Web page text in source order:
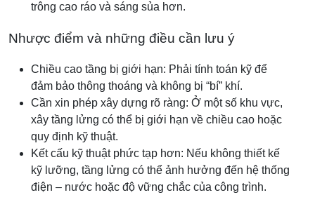
trông cao ráo và sáng sủa hơn.
Nhược điểm và những điều cần lưu ý
Chiều cao tầng bị giới hạn: Phải tính toán kỹ để
đảm bảo thông thoáng và không bị “bí” khí.
Cần xin phép xây dựng rõ ràng: Ở một số khu vực,
xây tầng lửng có thể bị giới hạn về chiều cao hoặc
quy định kỹ thuật.
Kết cấu kỹ thuật phức tạp hơn: Nếu không thiết kế
kỹ lưỡng, tầng lửng có thể ảnh hưởng đến hệ thống
điện – nước hoặc độ vững chắc của công trình.